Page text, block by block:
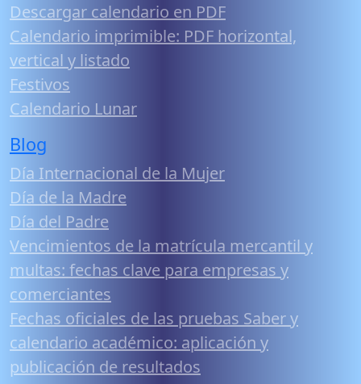
Descargar calendario en PDF
Calendario imprimible: PDF horizontal,
vertical y listado
Festivos
Calendario Lunar
Blog
Día Internacional de la Mujer
Día de la Madre
Día del Padre
Vencimientos de la matrícula mercantil y
multas: fechas clave para empresas y
comerciantes
Fechas oficiales de las pruebas Saber y
calendario académico: aplicación y
publicación de resultados